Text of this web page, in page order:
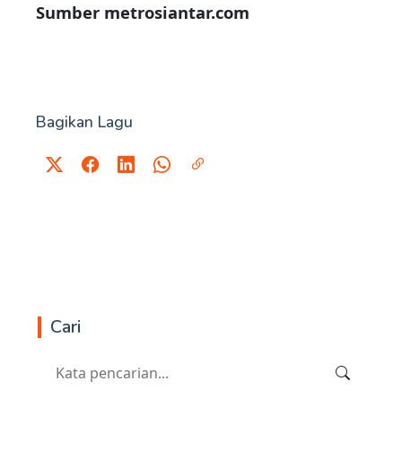
Sumber metrosiantar.com
Bagikan Lagu
Cari